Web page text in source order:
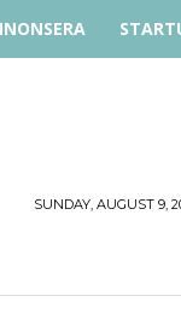
SUNDAY, AUGUST 9,